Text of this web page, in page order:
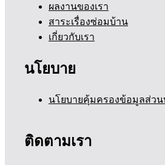
ผลงานของเรา
สาระเรื่องซ่อมบ้าน
เกี่ยวกับเรา
นโยบาย
นโยบายคุ้มครองข้อมูลส่ว
ติดตามเรา